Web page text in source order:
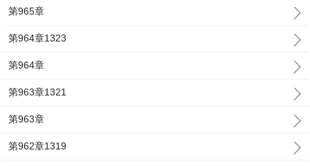
第965章
第964章1323
第964章
第963章1321
第963章
第962章1319